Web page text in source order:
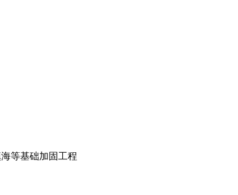
等基础加固工程